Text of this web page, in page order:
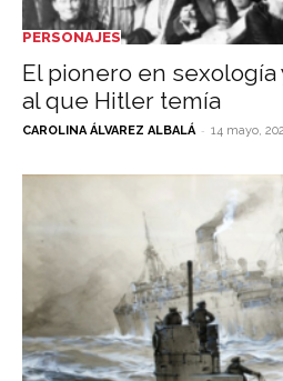
PERSONAJES
El pionero en
al que Hitler temía
CAROLINA ÁLVAREZ ALBALÁ - 14 mayo,